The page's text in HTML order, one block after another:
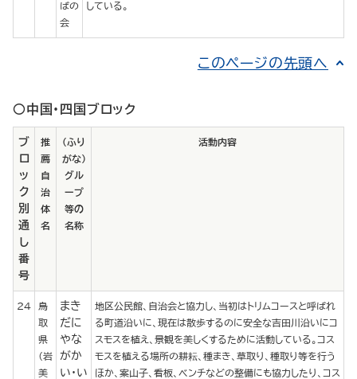
ばの
会
している。
このページの先頭へ
○中国・四国ブロック
ブ
ロ
ッ
ク
別
通
し
番
号
推
薦
自
治
体
名
（ふり
がな）
グル
ープ
等の
名称
活動内容
24
鳥
取
県
（岩
美
まき
だに
やな
がか
い・い
地区公民館、自治会と協力し、当初はトリムコースと呼ばれ
る町道沿いに、現在は散歩するのに安全な吉田川沿いにコ
スモスを植え、景観を美しくするために活動している。コス
モスを植える場所の耕耘、種まき、草取り、種取り等を行う
ほか、案山子、看板、ベンチなどの整備にも協力したり、コス